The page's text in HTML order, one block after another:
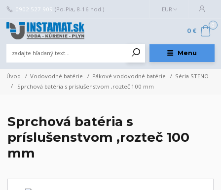
Menu
EUR
0902 527 909 (Po-Pia, 8-16 hod.)
0
0 €
Úvod Vodovodné batérie Pákové vodovodné batérie
Séria STENO
Sprchová batéria s príslušenstvom ,rozteč 100 mm
Sprchová batéria s
príslušenstvom ,rozteč 100
mm